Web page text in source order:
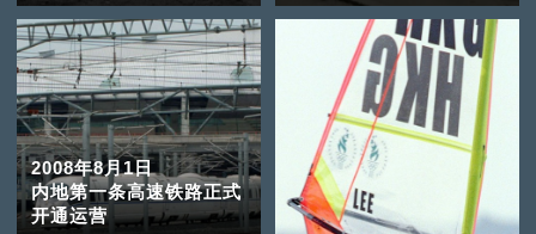
2008年8月1日
内地第一条高速铁路正式
开通运营